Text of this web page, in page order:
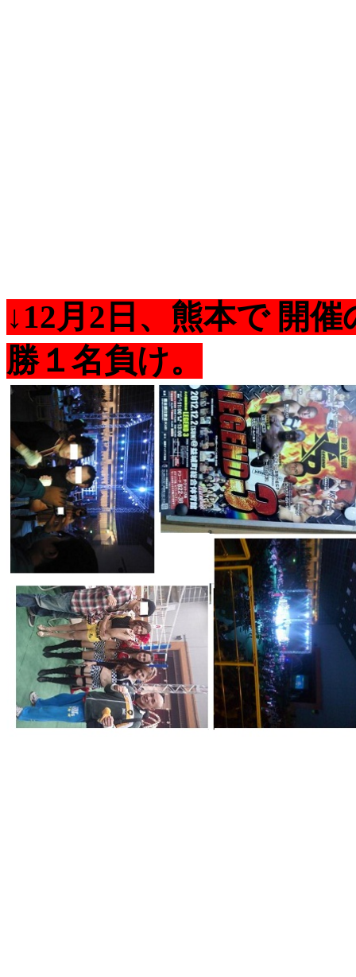
↓12月2日、熊本で 開
勝１名負け。